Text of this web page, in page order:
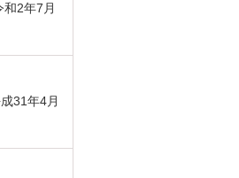
和2年7月
31年4月